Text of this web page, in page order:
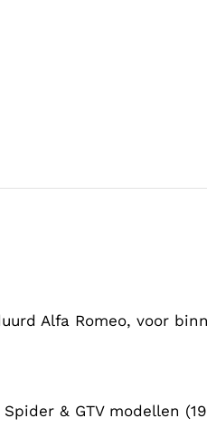
Alfa Romeo, voor
& GTV modellen